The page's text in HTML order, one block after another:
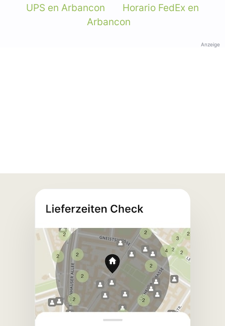
UPS en Arbancon
Horario FedEx en
Arbancon
Anzeige